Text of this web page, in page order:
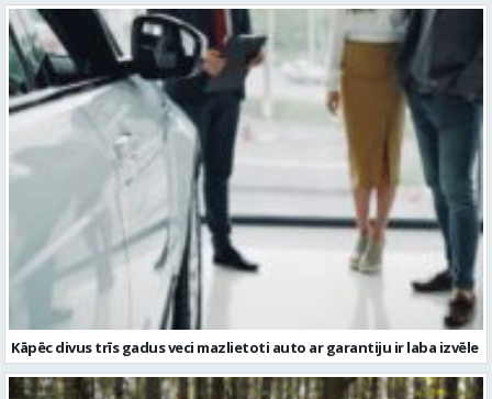
Kāpēc divus trīs gadus veci mazlietoti auto ar garantiju ir laba izvēle